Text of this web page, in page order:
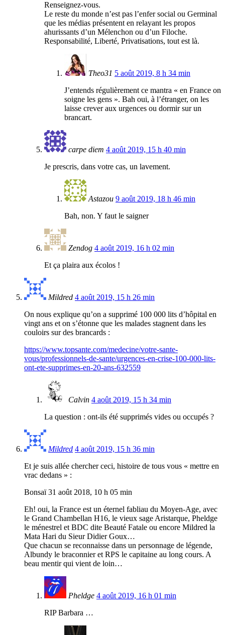
Renseignez-vous.
Le reste du monde n’est pas l’enfer social ou Germinal
que les médias présentent en relayant les propos
ahurissants d’un Mélenchon ou d’un Filoche.
Responsabilité, Liberté, Privatisations, tout est là.
Theo31 5 août 2019, 8 h 34 min
J’entends régulièrement ce mantra « en France on
soigne les gens ». Bah oui, à l’étranger, on les
laisse crever aux urgences ou dormir sur un
brancart.
carpe diem 4 août 2019, 15 h 40 min
Je prescris, dans votre cas, un lavement.
Astazou 9 août 2019, 18 h 46 min
Bah, non. Y faut le saigner
Zendog 4 août 2019, 16 h 02 min
Et ça plaira aux écolos !
Mildred 4 août 2019, 15 h 26 min
On nous explique qu’on a supprimé 100 000 lits d’hôpital en
vingt ans et on s’étonne que les malades stagnent dans les
couloirs sur des brancards :
https://www.topsante.com/medecine/votre-sante-
vous/professionnels-de-sante/urgences-en-crise-100-000-lits-
ont-ete-supprimes-en-20-ans-632559
Calvin 4 août 2019, 15 h 34 min
La question : ont-ils été supprimés vides ou occupés ?
Mildred 4 août 2019, 15 h 36 min
Et je suis allée chercher ceci, histoire de tous vous « mettre en
vrac dedans » :
Bonsaï 31 août 2018, 10 h 05 min
Eh! oui, la France est un éternel fabliau du Moyen-Age, avec
le Grand Chambellan H16, le vieux sage Aristarque, Pheldge
le ménestrel et BDC dite Beauté Fatale ou encore Mildred la
Mata Hari du Sieur Didier Goux…
Que chacun se reconnaisse dans un personnage de légende,
Albundy le braconnier et RPS le capitaine au long cours. A
beau mentir qui vient de loin…
Pheldge 4 août 2019, 16 h 01 min
RIP Barbara …